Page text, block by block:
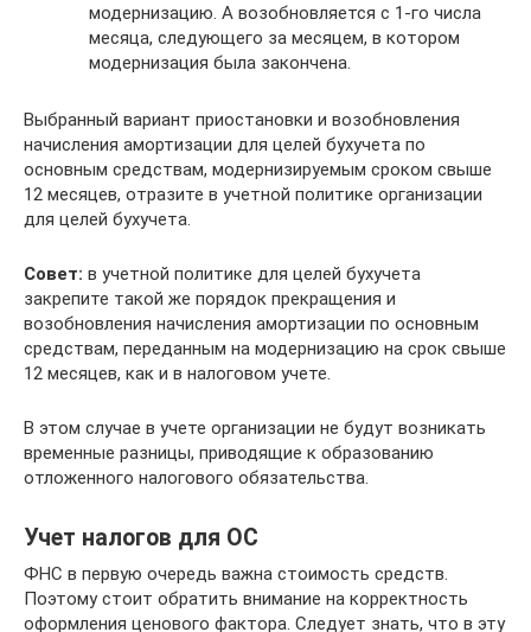
модернизацию. А возобновляется с 1-го числа
месяца, следующего за месяцем, в котором
модернизация была закончена.
Выбранный вариант приостановки и возобновления
начисления амортизации для целей бухучета по
основным средствам, модернизируемым сроком свыше
12 месяцев, отразите в учетной политике организации
для целей бухучета.
Совет: в учетной политике для целей бухучета
закрепите такой же порядок прекращения и
возобновления начисления амортизации по основным
средствам, переданным на модернизацию на срок свыше
12 месяцев, как и в налоговом учете.
В этом случае в учете организации не будут возникать
временные разницы, приводящие к образованию
отложенного налогового обязательства.
Учет налогов для ОС
ФНС в первую очередь важна стоимость средств.
Поэтому стоит обратить внимание на корректность
оформления ценового фактора. Следует знать, что в эту